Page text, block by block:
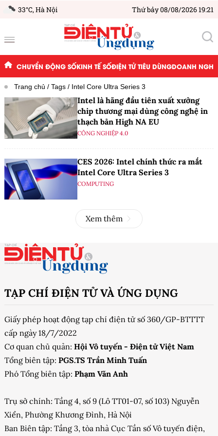
33°C,Hà Nội Thứ bảy 08/08/2026 19:21
CHUYỂN ĐỘNG SỐKINH TẾ SỐĐIỆN TỬ TIÊU DÙNGDOANH
Trang chủ Tags Intel Core Ultra Series 3
Intel là hãng đầu tiên xuất xưởng
chip thương mại dùng công nghệ in
thạch bản High NA EU
CÔNG NGHIỆP 4.0
CES 2026: Intel chính thức ra mắt
Intel Core Ultra Series 3
COMPUTING
Xem thêm
TẠP CHÍ ĐIỆN TỬ VÀ ỨNG DỤNG
Giấy phép hoạt động tạp chí điện tử số 360/GP-BTTTT
cấp ngày 18/7/2022
Cơ quan chủ quản: Hội Vô tuyến - Điện tử Việt Nam
Tổng biên tập: PGS.TS Trần Minh Tuấn
Phó Tổng biên tập: Phạm Văn Anh
Trụ sở chính: Tầng 4, số 9 (Lô TT01-07, số 103) Nguyễn
Xiển, Phường Khương Đình, Hà Nội
Ban Biên tập: Tầng 3, tòa nhà Cục Tần số Vô tuyến điện,